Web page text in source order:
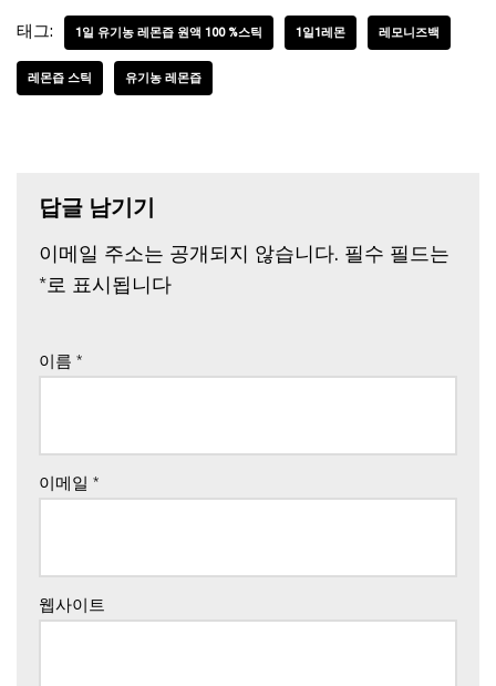
태그: 1일 유기농 레몬즙 원액 100 %스틱 1일1레몬 레모니즈백
레몬즙 스틱 유기농 레몬즙
답글 남기기
이메일 주소는 공개되지 않습니다. 필수 필드는
*로 표시됩니다
이름 *
이메일 *
웹사이트